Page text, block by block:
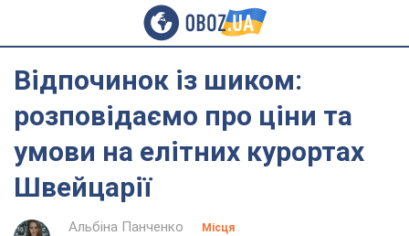
Відпочинок із шиком:
розповідаємо про ціни та
умови на елітних курортах
Швейцарії
Альбіна Панченко
Місця